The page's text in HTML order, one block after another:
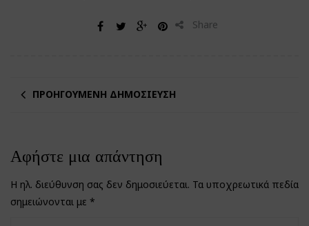
Share
ΠΡΟΗΓΟΎΜΕΝΗ ΔΗΜΟΣΊΕΥΣΗ
Αφήστε μια απάντηση
Η ηλ. διεύθυνση σας δεν δημοσιεύεται. Τα υποχρεωτικά πεδία
σημειώνονται με *